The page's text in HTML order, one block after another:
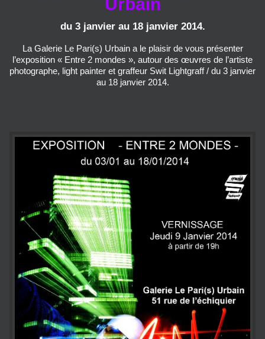
du 3 janvier au 18 janvier 2014.
La Galerie Le Pari(s) Urbain a le plaisir de vous présenter
l’exposition « Entre 2 mondes », autour des œuvres de l’artiste
photographe, light painter et graffeur Swit Lightgraff / du 3 janvier
au 18 janvier 2014.